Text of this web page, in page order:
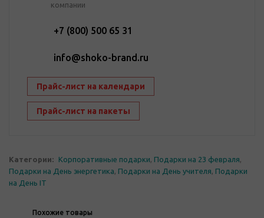
компании
+7 (800) 500 65 31
info@shoko-brand.ru
Прайс-лист на календари
Прайс-лист на пакеты
Категории: Корпоративные подарки, Подарки на 23 февраля,
Подарки на День энергетика, Подарки на День учителя, Подарки
на День IT
Похожие товары